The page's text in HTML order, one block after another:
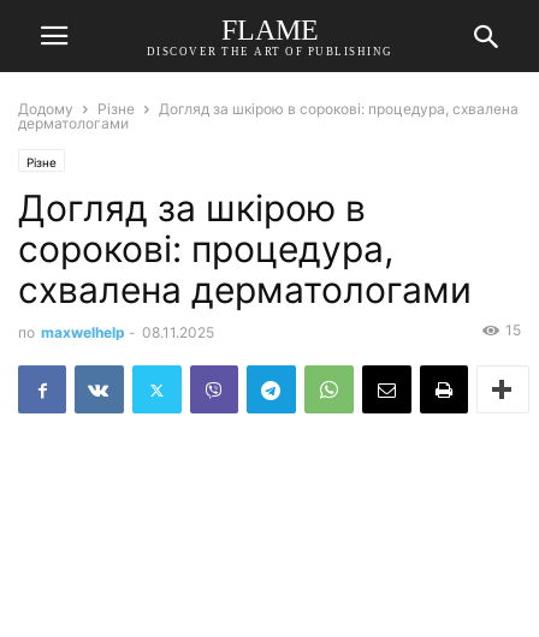
FLAME
DISCOVER THE ART OF PUBLISHING
Додому Різне
Догляд за шкірою в сорокові: процедура, схвалена
дерматологами
Різне
Догляд за шкірою в
сорокові: процедура,
схвалена дерматологами
по maxwelhelp - 08.11.2025 15